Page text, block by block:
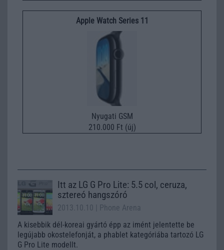
Apple Watch Series 11
Nyugati GSM
210.000 Ft (új)
Itt az LG G Pro Lite: 5.5 col, ceruza,
sztereó hangszóró
2013.10.10
| Phone Arena
A kisebbik dél-koreai gyártó épp az imént jelentette be
legújabb okostelefonját, a phablet kategóriába tartozó LG
G Pro Lite modellt.